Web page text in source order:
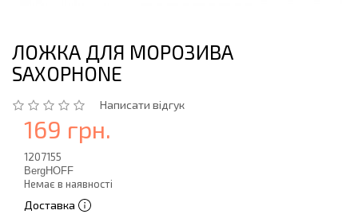
ЛОЖКА ДЛЯ МОРОЗИВА
SAXOPHONE
Написати відгук
169 грн.
1207155
BergHOFF
Немає в наявності
Доставка